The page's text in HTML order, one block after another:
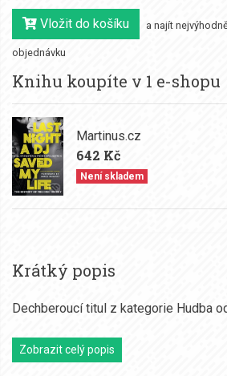
Vložit do košíku a najít
objednávku
Knihu koupíte v 1 e-shopu
Martinus.cz
642 Kč
Není skladem
Krátký popis
Dechberoucí titul z kategorie Hudba
Zobrazit celý popis